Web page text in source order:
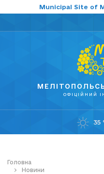
Municipal Site of
ОФІЦІЙНИЙ
35
Головна
Новини